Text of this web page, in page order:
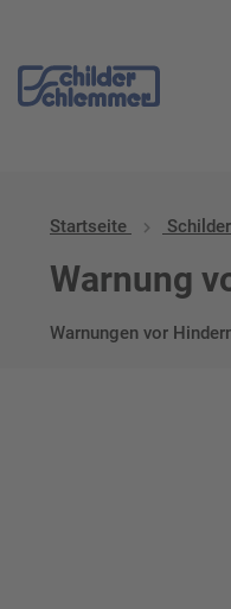
Startseite
Warnung
Warnungen vor